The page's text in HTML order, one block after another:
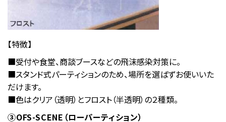
【特徴】
■受付や食堂、商談ブースなどの飛沫感染対策に。
■スタンド式パーティションのため、場所を選ばずお使いいた
だけます。
■色はクリア（透明）とフロスト（半透明）の２種類。
③OFS-SCENE（ローパーティション）